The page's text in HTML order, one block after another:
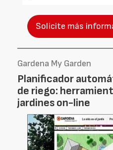
Solicite más
Gardena My Garden
Planificador
de riego:
jardines on-line